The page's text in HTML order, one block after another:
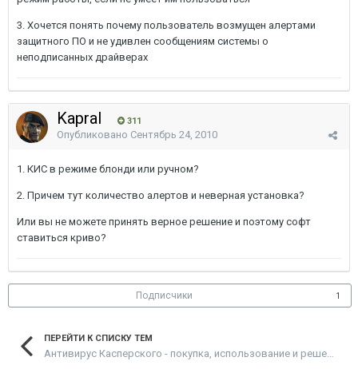
3. Хочется понять почему пользователь возмущен алертами
защитного ПО и не удивлен сообщениям системы о
неподписанных драйверах
Kapral 311
Опубликовано Сентябрь 24, 2010
1. КИС в режиме блонди или ручном?
2. Причем тут количество алертов и неверная установка?
Или вы не можете принять верное решение и поэтому софт
ставиться криво?
Подписчики 1
ПЕРЕЙТИ К СПИСКУ ТЕМ